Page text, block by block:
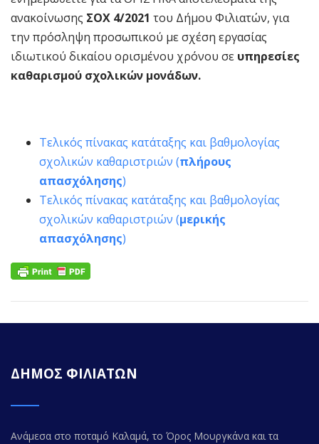
ανακοίνωσης ΣΟΧ 4/2021 του Δήμου Φιλιατών, για
την πρόσληψη προσωπικού με σχέση εργασίας
ιδιωτικού δικαίου ορισμένου χρόνου σε υπηρεσίες
καθαρισμού σχολικών μονάδων.
Τελικός πίνακας κατάταξης και βαθμολογίας
σχολικών καθαριστριών (πλήρους
απασχόλησης)
Τελικός πίνακας κατάταξης και βαθμολογίας
σχολικών καθαριστριών (μερικής
απασχόλησης)
ΔΗΜΟΣ ΦΙΛΙΑΤΩΝ
Ανάμεσα στο ποταμό Καλαμά, το Όρος Μουργκάνα και τα